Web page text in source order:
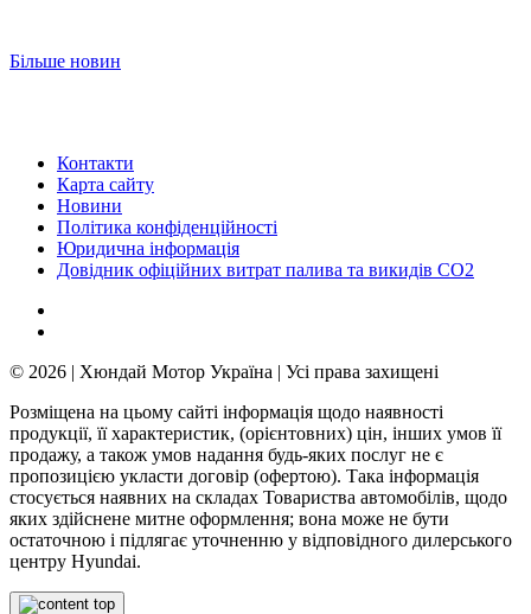
Більше новин
Контакти
Карта сайту
Новини
Політика конфіденційності
Юридична інформація
Довідник офіційних витрат палива та викидів СО2
© 2026 | Хюндай Мотор Україна | Усі права захищені
Розміщена на цьому сайті інформація щодо наявності
продукції, її характеристик, (орієнтовних) цін, інших умов її
продажу, а також умов надання будь-яких послуг не є
пропозицією укласти договір (офертою). Така інформація
стосується наявних на складах Товариства автомобілів, щодо
яких здійснене митне оформлення; вона може не бути
остаточною і підлягає уточненню у відповідного дилерського
центру Hyundai.